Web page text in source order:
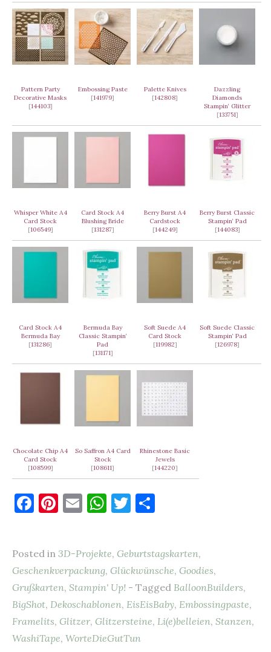
Pattern Party
Decorative Masks
[144103]
Embossing Paste
[141979]
Palette Knives
[142808]
Dazzling
Diamonds
Stampin‘ Glitter
[133751]
Whisper White A4
Card Stock
[106549]
Card Stock A4
Blushing Bride
[131287]
Berry Burst A4
Cardstock
[144249]
Berry Burst Classic
Stampin‘ Pad
[144083]
Card Stock A4
Bermuda Bay
[131286]
Bermuda Bay
Classic Stampin‘
Pad
[131171]
Soft Suede A4
Card Stock
[119982]
Soft Suede Classic
Stampin‘ Pad
[126978]
Chocolate Chip A4
Card Stock
[108599]
So Saffron A4 Card
Stock
[108611]
Rhinestone Basic
Jewels
[144220]
F
e
b
o
o
k
Pi
es
t
E
l
W
s
A
p
p
T
te
r
n
Posted in 3D-Projekte, Geburtstagskarten,
Geschenkverpackung, Glückwünsche, Goodies,
Grußkarten, Stampin' Up! - Tagged BalloonBuilders,
BigShot, Dekoschablonen, EisEisBaby, Embossingpaste,
Framelits, Glitzer, Glitzersteine, Li(e)belleien, Stanzen,
WashiTape, WorteDieGutTun